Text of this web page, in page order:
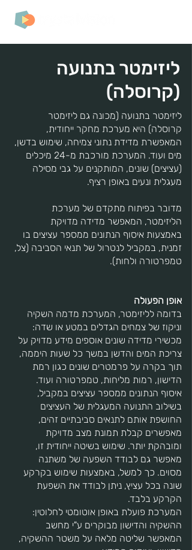
ליזימטר בתנועה
(קרוסלה)
ליזימטר בתנועה (מכונה גם ליזימטר
קרוסלה) היא מערכת מחקר ייחודית,
המאפשרת מדידת נתוני צמיחה, שימוש בדשן,
מים ועוד. המערכת מורכבת מ-24 מיכלים
(עציצים) שונים, המותקנים על גבי מסילה
מעגלית ונעים באופן רציף.
מדובר בפיתוח מתקדם של מערכת
הליזימטר, המאפשר מדידה מדויקת
באמצעות איסוף הנתונים ממספר עציצים בו
זמנית, במקביל לנטרול של תנאי הסביבה (צל,
טמפרטורה ולחות).
אופן הפעולה
בדומה לליזימטר, המערכת מדמה השקיה
וניקוז של צמחים הגדלים במטע או שדה:
מכשירי מדידה שונים אוספים מידע מדויק על
צריכת המים והדשן במשך כל שעות היממה,
תוך בקרה על פרמטרים שונים כגון רמת
הדישון, רמות מליחות, טמפרטורה ועוד.
איסוף הנתונים ממספר עציצים במקביל,
בשילוב התנועה המעגלית של העציצים
החושפת אותם לתנאים סביבתיים זהים,
מאפשרים קבלת תמונת מצב מדויקת
ומובהקת יותר. שימוש בשיטה ייחודית זו,
מאפשר גם לבודד השפעה של משתנה
מסוים. כך למשל, באמצעות שימוש בקרקע
שונה בכל עציץ, ניתן לבודד את השפעת
הקרקע בלבד.
המערכת פועלת באופן אוטומטי לחלוטין:
ההשקיה והדישון מבוקרים ע"י מחשב
המאפשר שליטה מלאה על משטר ההשקיה,